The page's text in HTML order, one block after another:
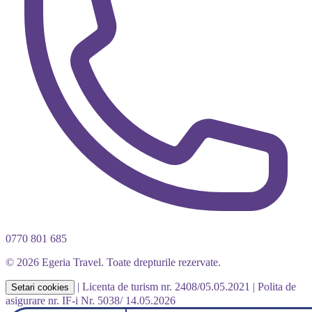
0770 801 685
© 2026 Egeria Travel. Toate drepturile rezervate.
Setari cookies | Licenta de turism nr. 2408/05.05.2021 | Polita de
asigurare nr. IF-i Nr. 5038/ 14.05.2026